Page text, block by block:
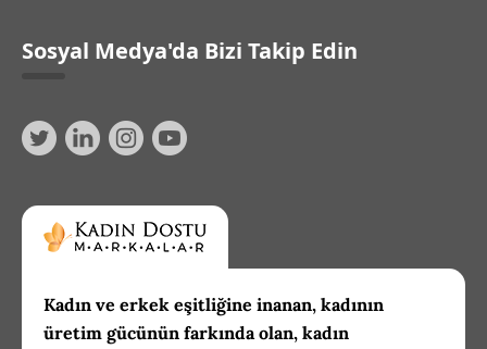
Sosyal Medya'da Bizi Takip Edin
Kadın ve erkek eşitliğine inanan, kadının
üretim gücünün farkında olan, kadın